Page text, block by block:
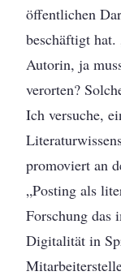
öffentlichen
beschäftigt
Autorin, ja
verorten?
Ich versuche,
promoviert an
„Posting als
Forschung das
Digitalität in